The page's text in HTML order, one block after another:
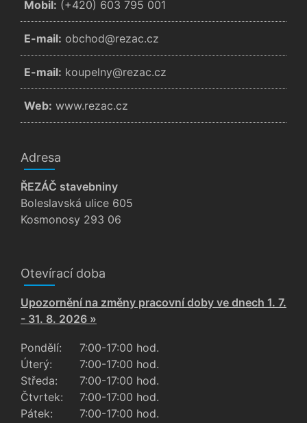
Mobil: (+420) 603 795 001
E-mail: zc.cazer@dohcbo
E-mail: zc.cazer@ynlepuok
Web: www.rezac.cz
Adresa
ŘEZÁČ stavebniny
Boleslavská ulice 605
Kosmonosy 293 06
Otevírací doba
Upozornění na změny pracovní doby ve dnech 1. 7.
- 31. 8. 2026 »
Pondělí:
Úterý:
Středa:
Čtvrtek:
Pátek:
7:00-17:00 hod.
7:00-17:00 hod.
7:00-17:00 hod.
7:00-17:00 hod.
7:00-17:00 hod.